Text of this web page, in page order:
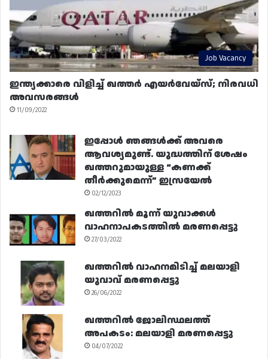
Job Vacancy
ഇന്ത്യക്കാരെ വിളിച്ച് ഖത്തർ എയർവേയ്‌സ്; നിരവധി
അവസരങ്ങൾ
11/09/2022
ഇപ്പോൾ ഞങ്ങൾക്ക് അവരെ
ആവശ്യമുണ്ട്. യുദ്ധത്തിന് ശേഷം
ഖത്തറുമായുള്ള “കണക്ക്
തീർക്കുമെന്ന്” ഇസ്രയേൽ
02/12/2023
ഖത്തറിൽ മൂന്ന് യുവാക്കൾ
വാഹനാപകടത്തിൽ മരണപ്പെട്ടു
27/03/2022
ഖത്തറിൽ വാഹനമിടിച്ച് മലയാളി
യുവാവ് മരണപ്പെട്ടു
26/06/2022
ഖത്തറിൽ ജോലിസ്ഥലത്ത്
അപകടം: മലയാളി മരണപ്പെട്ടു
04/07/2022